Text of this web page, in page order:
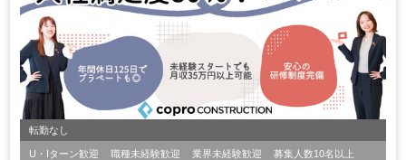
転勤なし
U・Iターン歓迎 職種未経験歓迎 業界未経験歓迎
募集人数10名以上